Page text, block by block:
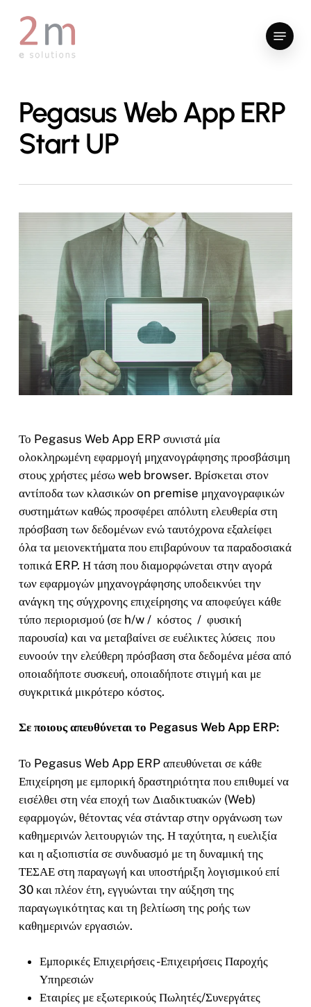
main
content
Menu
Pegasus Web App ERP
Start UP
Το Pegasus Web App ERP συνιστά μία
ολοκληρωμένη εφαρμογή μηχανογράφησης προσβάσιμη
στους χρήστες μέσω web browser. Βρίσκεται στον
αντίποδα των κλασικών on premise μηχανογραφικών
συστημάτων καθώς προσφέρει απόλυτη ελευθερία στη
πρόσβαση των δεδομένων ενώ ταυτόχρονα εξαλείφει
όλα τα μειονεκτήματα που επιβαρύνουν τα παραδοσιακά
τοπικά ERP. Η τάση που διαμορφώνεται στην αγορά
των εφαρμογών μηχανογράφησης υποδεικνύει την
ανάγκη της σύγχρονης επιχείρησης να αποφεύγει κάθε
τύπο περιορισμού (σε h/w / κόστος / φυσική
παρουσία) και να μεταβαίνει σε ευέλικτες λύσεις που
ευνοούν την ελεύθερη πρόσβαση στα δεδομένα μέσα από
οποιαδήποτε συσκευή, οποιαδήποτε στιγμή και με
συγκριτικά μικρότερο κόστος.
Σε ποιους απευθύνεται το Pegasus Web App ERP:
Το Pegasus Web App ERP απευθύνεται σε κάθε
Επιχείρηση με εμπορική δραστηριότητα που επιθυμεί να
εισέλθει στη νέα εποχή των Διαδικτυακών (Web)
εφαρμογών, θέτοντας νέα στάνταρ στην οργάνωση των
καθημερινών λειτουργιών της. Η ταχύτητα, η ευελιξία
και η αξιοπιστία σε συνδυασμό με τη δυναμική της
ΤΕΣΑΕ στη παραγωγή και υποστήριξη λογισμικού επί
30 και πλέον έτη, εγγυώνται την αύξηση της
παραγωγικότητας και τη βελτίωση της ροής των
καθημερινών εργασιών.
Εμπορικές Επιχειρήσεις -Επιχειρήσεις Παροχής
Υπηρεσιών
Εταιρίες με εξωτερικούς Πωλητές/Συνεργάτες